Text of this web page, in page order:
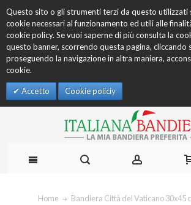
Questo sito o gli strumenti terzi da questo utilizzati
cookie necessari al funzionamento ed utili alle
cookie policy. Se vuoi saperne di più consulta la
questo banner, scorrendo questa pagina, cliccando
proseguendo la navigazione in altra maniera,
cookie.
Accetto Cookie policiy
Home Bandiera Città del Vaticano 30x45